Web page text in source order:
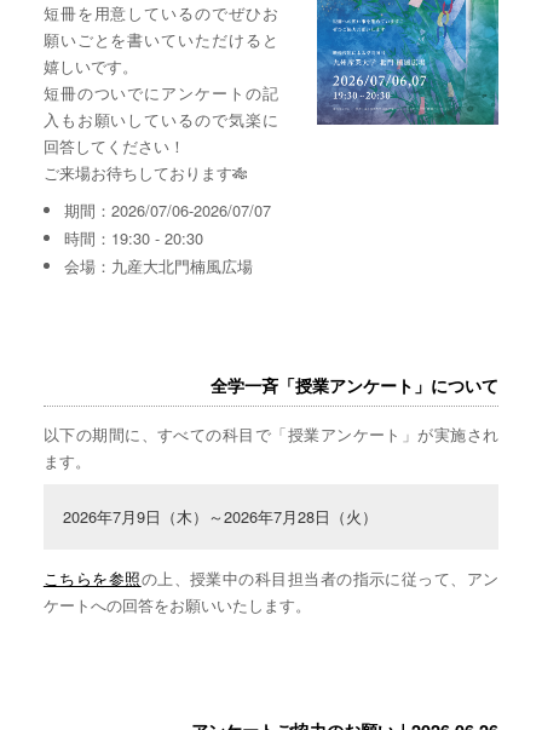
短冊を用意しているのでぜひお
願いごとを書いていただけると
嬉しいです。
短冊のついでにアンケートの記
入もお願いしているので気楽に
回答してください！
ご来場お待ちしております🎋
期間：2026/07/06-2026/07/07
時間：19:30 - 20:30
会場：九産大北門楠風広場
全学一斉「授業アンケート」について
以下の期間に、すべての科目で「授業アンケート」が実施され
ます。
2026年7月9日（木）～2026年7月28日（火）
こちらを参照の上、授業中の科目担当者の指示に従って、アン
ケートへの回答をお願いいたします。